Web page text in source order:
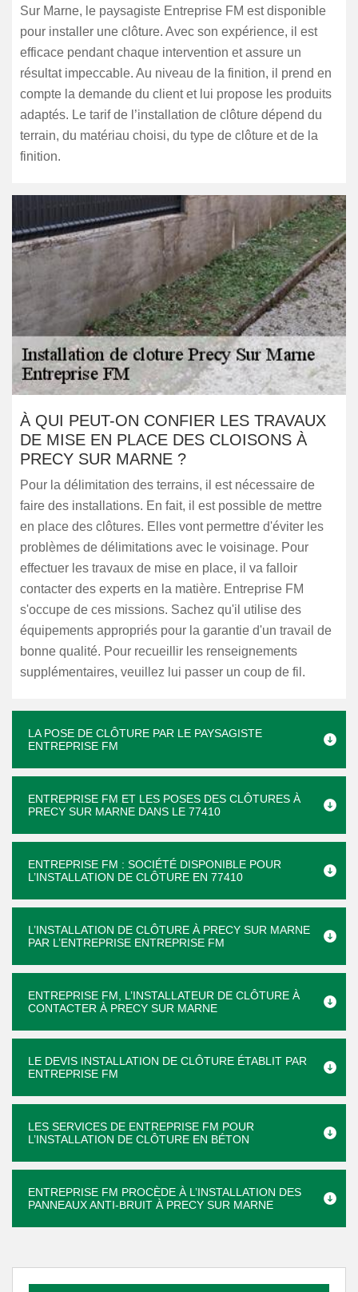
Sur Marne, le paysagiste Entreprise FM est disponible
pour installer une clôture. Avec son expérience, il est
efficace pendant chaque intervention et assure un
résultat impeccable. Au niveau de la finition, il prend en
compte la demande du client et lui propose les produits
adaptés. Le tarif de l’installation de clôture dépend du
terrain, du matériau choisi, du type de clôture et de la
finition.
À QUI PEUT-ON CONFIER LES TRAVAUX
DE MISE EN PLACE DES CLOISONS À
PRECY SUR MARNE ?
Pour la délimitation des terrains, il est nécessaire de
faire des installations. En fait, il est possible de mettre
en place des clôtures. Elles vont permettre d'éviter les
problèmes de délimitations avec le voisinage. Pour
effectuer les travaux de mise en place, il va falloir
contacter des experts en la matière. Entreprise FM
s'occupe de ces missions. Sachez qu'il utilise des
équipements appropriés pour la garantie d'un travail de
bonne qualité. Pour recueillir les renseignements
supplémentaires, veuillez lui passer un coup de fil.
LA POSE DE CLÔTURE PAR LE PAYSAGISTE
ENTREPRISE FM
ENTREPRISE FM ET LES POSES DES CLÔTURES À
PRECY SUR MARNE DANS LE 77410
ENTREPRISE FM : SOCIÉTÉ DISPONIBLE POUR
L’INSTALLATION DE CLÔTURE EN 77410
L’INSTALLATION DE CLÔTURE À PRECY SUR MARNE
PAR L’ENTREPRISE ENTREPRISE FM
ENTREPRISE FM, L’INSTALLATEUR DE CLÔTURE À
CONTACTER À PRECY SUR MARNE
LE DEVIS INSTALLATION DE CLÔTURE ÉTABLIT PAR
ENTREPRISE FM
LES SERVICES DE ENTREPRISE FM POUR
L’INSTALLATION DE CLÔTURE EN BÉTON
ENTREPRISE FM PROCÈDE À L’INSTALLATION DES
PANNEAUX ANTI-BRUIT À PRECY SUR MARNE